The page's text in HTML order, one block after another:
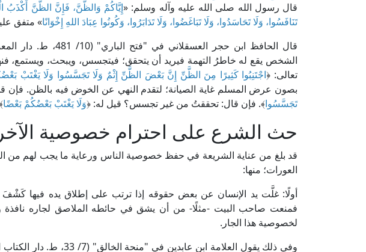
قال رسول الله صلى الله عليه وآله وسلم: «إِيَّاكُمْ وَالظَّنَّ، فَإِنَّ الظَّنَّ أَكْذَبُ
تَنَافَسُوا، وَلَا تَحَاسَدُوا، وَلَا تَبَاغَضُوا، وَلَا تَدَابَرُوا، وَكُونُوا عِبَادَ اللهِ إِخْوَانًا» متفق
قال الحافظ ابن حجر العسقلاني في "فتح الباري" (10/ 481، ط. دار المعرفة): [قوله: ﴿
الشخص يقع له خاطرُ التهمة فيريد أن يتحقق؛ فيتجسس، ويبحث، ويستمع،
تعالى: ﴿اجْتَنِبُوا كَثِيرًا مِنَ الظَّنِّ إِنَّ بَعْضَ الظَّنِّ إِثْمٌ وَلَا تَجَسَّسُوا وَلَا يَغْتَبْ
بصون عرض المسلم غاية الصيانة؛ لتقدم النهي عن الخوض فيه بالظن. فإن
تَجَسَّسُوا﴾. فإن قال: تحققتُ من غير تجسس؟ قيل له: ﴿وَلَا يَغْتَبْ بَعْضُكُمْ بَعْضًا
حث الشرع على احترام خصوصية
قد بلغ من عناية الشريعة في حفظ خصوصية الناس ورعاية ما يجب لهم من
العورات؛ منها:
أولًا: غلَّت يد الإنسان عن بعض حقوقه إذا ترتب على إطلاق يده فيها كَشْفَ
فمنعت صاحب البيت -مثلًا- من أن يشق في حائطه الملاصق لجاره نافذة
لخصوصية هذا الجار.
وفي ذلك يقول العلامة ابن